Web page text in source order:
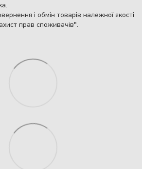
і обмін товарів належної якості
прав споживачів".